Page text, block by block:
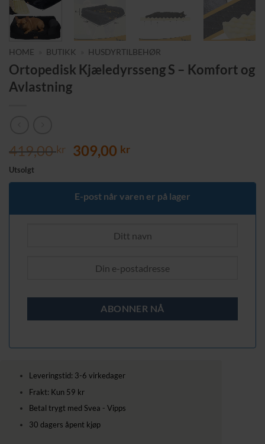
HOME BUTIKK HUSDYRTILBEHØR
Ortopedisk Kjæledyrsseng S – Komfort og
Avlastning
419,00kr Opprinnelig
var:
419,00 kr.
309,00 krNåværende
er:
309,00 kr.
Utsolgt
E-post når varen er på lager
Leveringstid: 3-6 virkedager
Frakt: Kun 59 kr
Betal trygt med Svea - Vipps
30 dagers åpent kjøp